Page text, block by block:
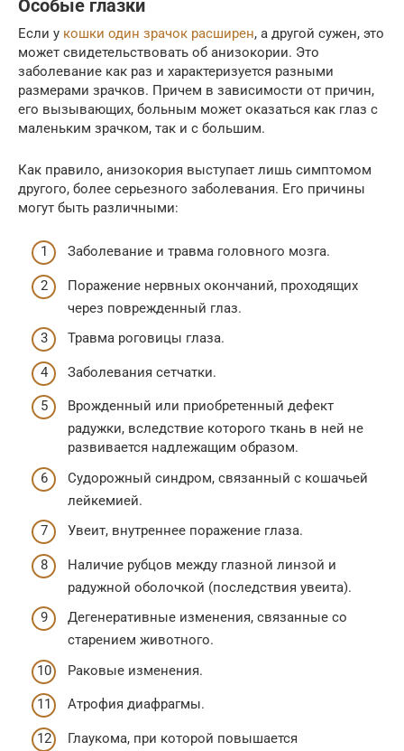
Особые глазки
Если у кошки один зрачок расширен, а другой сужен, это
может свидетельствовать об анизокории. Это
заболевание как раз и характеризуется разными
размерами зрачков. Причем в зависимости от причин,
его вызывающих, больным может оказаться как глаз с
маленьким зрачком, так и с большим.
Как правило, анизокория выступает лишь симптомом
другого, более серьезного заболевания. Его причины
могут быть различными:
Заболевание и травма головного мозга.
Поражение нервных окончаний, проходящих
через поврежденный глаз.
Травма роговицы глаза.
Заболевания сетчатки.
Врожденный или приобретенный дефект
радужки, вследствие которого ткань в ней не
развивается надлежащим образом.
Судорожный синдром, связанный с кошачьей
лейкемией.
Увеит, внутреннее поражение глаза.
Наличие рубцов между глазной линзой и
радужной оболочкой (последствия увеита).
Дегенеративные изменения, связанные со
старением животного.
Раковые изменения.
Атрофия диафрагмы.
Глаукома, при которой повышается